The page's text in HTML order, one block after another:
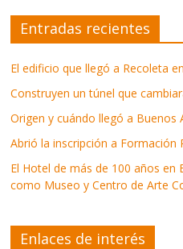
Entradas recientes
El edificio que llegó a Recoleta
Construyen un túnel que
Origen y cuándo llegó a Buenos
Abrió la inscripción a Formación
El Hotel de más de 100 años en
como Museo y Centro de Arte
Enlaces de interés